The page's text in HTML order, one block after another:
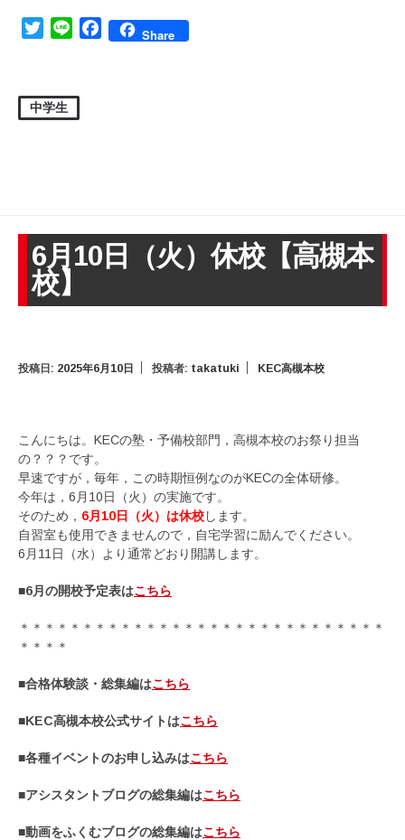
TwitterLine FacebookShare
中学生
6月10日（火）休校【高槻本
校】
投稿日: 2025年6月10日 投稿者: takatuki KEC高槻本校
こんにちは。KECの塾・予備校部門，高槻本校のお祭り担当
の？？？です。
早速ですが，毎年，この時期恒例なのがKECの全体研修。
今年は，6月10日（火）の実施です。
そのため， 6月10日（火）は休校します。
自習室も使用できませんので，自宅学習に励んでください。
6月11日（水）より通常どおり開講します。
■6月の開校予定表はこちら
＊＊＊＊＊＊＊＊＊＊＊＊＊＊＊＊＊＊＊＊＊＊＊＊＊＊＊＊＊
＊＊＊＊
■合格体験談・総集編はこちら
■KEC高槻本校公式サイトはこちら
■各種イベントのお申し込みはこちら
■アシスタントブログの総集編はこちら
■動画をふくむブログの総集編はこちら